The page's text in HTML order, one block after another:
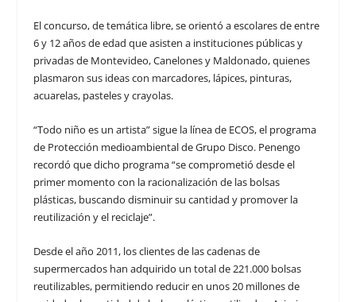
El concurso, de temática libre, se orientó a escolares de entre
6 y 12 años de edad que asisten a instituciones públicas y
privadas de Montevideo, Canelones y Maldonado, quienes
plasmaron sus ideas con marcadores, lápices, pinturas,
acuarelas, pasteles y crayolas.
“Todo niño es un artista” sigue la línea de ECOS, el programa
de Protección medioambiental de Grupo Disco. Penengo
recordó que dicho programa “se comprometió desde el
primer momento con la racionalización de las bolsas
plásticas, buscando disminuir su cantidad y promover la
reutilización y el reciclaje”.
Desde el año 2011, los clientes de las cadenas de
supermercados han adquirido un total de 221.000 bolsas
reutilizables, permitiendo reducir en unos 20 millones de